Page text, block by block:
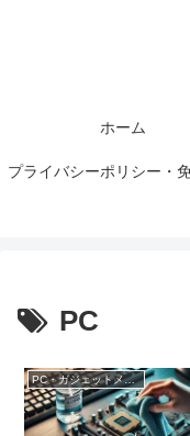
ホーム
プライバシーポリシー・
PC
PC・ガジェットメンテナンス